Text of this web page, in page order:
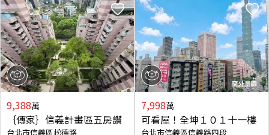
9,388萬
｛傳家｝信義計畫區五房讚
台北市信義區松德路
7,998萬
可看屋！全坤１０１十一樓
台北市信義區信義路四段